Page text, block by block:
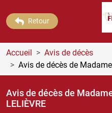
Retour
Accueil
Avis de décès
Avis de décès de
Avis de décès de
LELIÈVRE